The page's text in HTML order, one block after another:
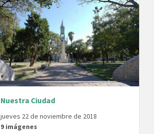
Nuestra Ciudad
jueves 22 de noviembre de 2018
9 imágenes